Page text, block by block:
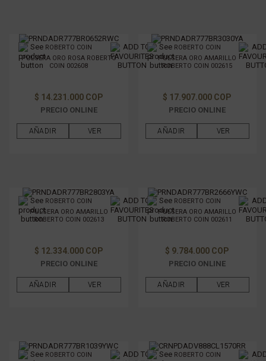
ROBERTO COIN
PULSERA ORO ROSA ROBERTO
COIN 002608
$ 14.231.000 COP
PRECIO ONLINE
AÑADIR VER
ROBERTO COIN
PULSERA ORO AMARILLO
ROBERTO COIN 002615
$ 17.907.000 COP
PRECIO ONLINE
AÑADIR VER
ROBERTO COIN
PULSERA ORO AMARILLO
ROBERTO COIN 002613
$ 12.334.000 COP
PRECIO ONLINE
AÑADIR VER
ROBERTO COIN
PULSERA ORO AMARILLO
ROBERTO COIN 002611
$ 9.784.000 COP
PRECIO ONLINE
AÑADIR VER
ROBERTO COIN
ROBERTO COIN